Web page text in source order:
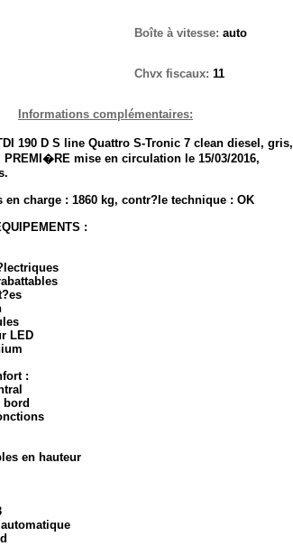
Boîte à vitesse: auto
Chvx fiscaux: 11
Informations complémentaires:
190 D S line Quattro S-Tronic 7 clean diesel, gris,
PREMI�RE mise en circulation le 15/03/2016,
en charge : 1860 kg, contr?le technique : OK
:
LED
:
bord
en hauteur